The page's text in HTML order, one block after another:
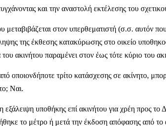
και την αναστολή εκτέλεσης του
μεταβιβάζεται στον υπερθεματιστή (σ.σ. αυτόν
της έκθεσης κατακύρωσης στο οικείο
ακινήτου παραμένει στον έως τότε κύριο του
οποιονδήποτε τρίτο κατάσχεσης σε ακίνητο,
Ναι.
εξάλειψη υποθήκης επί ακινήτου για χρέη προς
το μέτρο ή μετά την έκδοση απόφασης από